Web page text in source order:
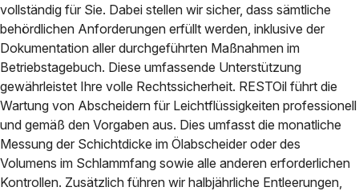
vollständig für Sie. Dabei stellen wir sicher, dass sämtliche
behördlichen Anforderungen erfüllt werden, inklusive der
Dokumentation aller durchgeführten Maßnahmen im
Betriebstagebuch. Diese umfassende Unterstützung
gewährleistet Ihre volle Rechtssicherheit. RESTOil führt die
Wartung von Abscheidern für Leichtflüssigkeiten professionell
und gemäß den Vorgaben aus. Dies umfasst die monatliche
Messung der Schichtdicke im Ölabscheider oder des
Volumens im Schlammfang sowie alle anderen erforderlichen
Kontrollen. Zusätzlich führen wir halbjährliche Entleerungen,